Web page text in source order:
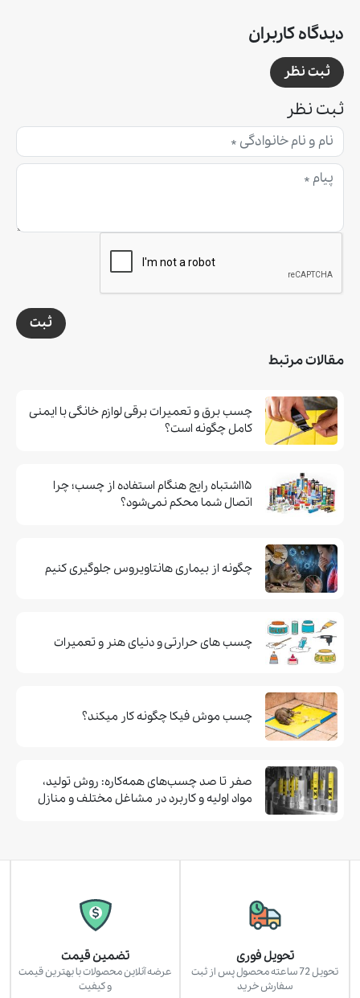
دیدگاه کاربران
ثبت نظر
ثبت نظر
ثبت
مقالات مرتبط
چسب برق و تعمیرات برقی لوازم خانگی با ایمنی
کامل چگونه است؟
۱۵اشتباه رایج هنگام استفاده از چسب؛ چرا
اتصال شما محکم نمی‌شود؟
چگونه از بیماری هانتاویروس جلوگیری کنیم
چسب های حرارتی و دنیای هنر و تعمیرات
چسب موش فيكا چگونه كار ميكند؟
صفر تا صد چسب‌های همه‌کاره: روش تولید،
مواد اولیه و کاربرد در مشاغل مختلف و منازل
تحویل فوری
تحویل 72 ساعته محصول پس از ثبت
سفارش خرید
تضمین قیمت
عرضه آنلاین محصولات با بهترین قیمت
و کیفیت